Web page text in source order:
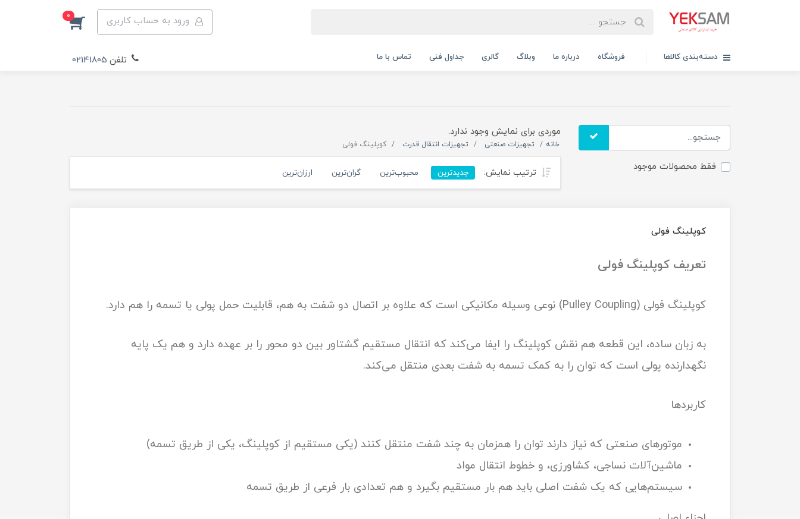
ورود به حساب کاربری 0
دسته‌بندی کالاها فروشگاه درباره ما وبلاگ گالری جداول فنی تماس با ما تلفن 02141805
فقط محصولات موجود
موردی برای نمایش وجود ندارد.
خانه تجهیزات صنعتی تجهیزات انتقال قدرت کوپلینگ فولی
ترتیب نمایش: جدیدترین محبوب‌ترین گران‌ترین ارزان‌ترین
کوپلینگ فولی
تعریف کوپلینگ فولی
کوپلینگ فولی (Pulley Coupling) نوعی وسیله مکانیکی است که علاوه بر اتصال دو شفت به هم، قابلیت حمل پولی یا تسمه را هم دارد.
به زبان ساده، این قطعه هم نقش کوپلینگ را ایفا می‌کند که انتقال مستقیم گشتاور بین دو محور را بر عهده دارد و هم یک پایه
نگهدارنده پولی است که توان را به کمک تسمه به شفت بعدی منتقل می‌کند.
کاربردها
موتورهای صنعتی که نیاز دارند توان را همزمان به چند شفت منتقل کنند (یکی مستقیم از کوپلینگ، یکی از طریق تسمه)
ماشین‌آلات نساجی، کشاورزی، و خطوط انتقال مواد
سیستم‌هایی که یک شفت اصلی باید هم بار مستقیم بگیرد و هم تعدادی بار فرعی از طریق تسمه